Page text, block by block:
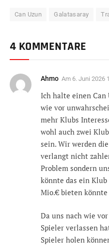
Can Uzun Galatasaray
4 KOMMENTARE
Ahmo Am 6. Juni 2026
Ich halte einen Can
wie vor
mehr Klubs
wohl auch zwei
sein. Wir werden
verlangt nicht
Problem sondern
könnte das ein
Mio.€ bieten
Da uns nach wie
Spieler verlassen
Spieler holen